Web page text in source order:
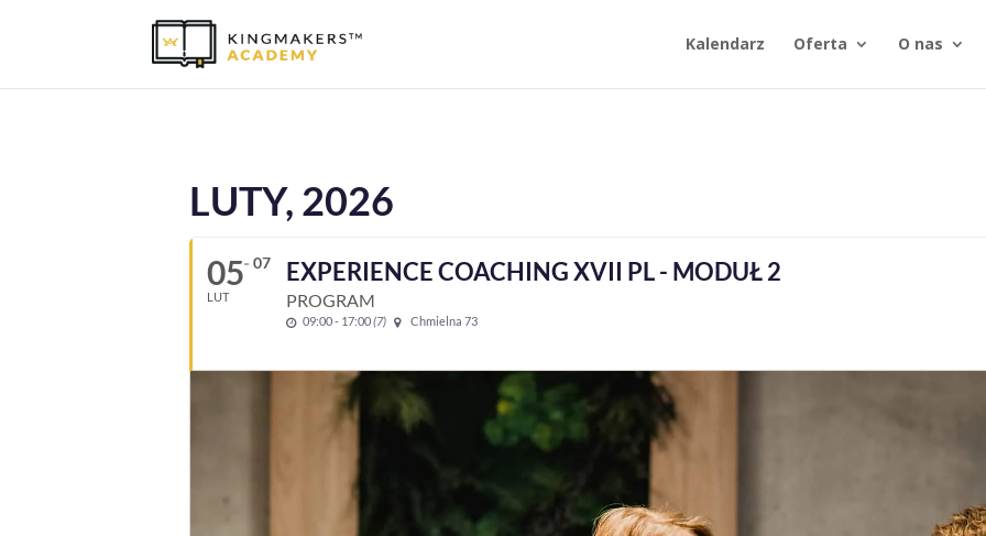
Kalendarz Oferta O nas
LUTY, 2026
05
LUT
07 EXPERIENCE COACHING XVII PL - MODUŁ 2
PROGRAM
09:00 - 17:00(7) Chmielna 73